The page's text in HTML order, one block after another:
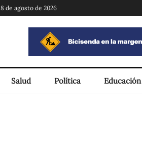
8 de agosto de 2026
Salud Política Educación